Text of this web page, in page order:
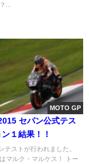
...
MOTO GP
セパン公式テス
ン１結果！！
テストが行われました。
マルク・マルケス！ トー